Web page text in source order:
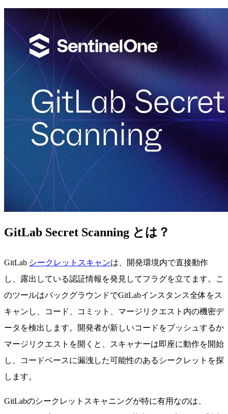
GitLab Secret Scanning とは？
GitLab シークレットスキャンは、開発環境内で直接動作
し、露出している認証情報を発見してフラグを立てます。こ
のツールはバックグラウンドでGitLabインスタンス全体をス
キャンし、コード、コミット、マージリクエスト内の機密デ
ータを検出します。開発者が新しいコードをプッシュするか
マージリクエストを開くと、スキャナーは即座に動作を開始
し、コードベースに漏洩した可能性のあるシークレットを探
します。
GitLabのシークレットスキャニングが特に有用なのは、